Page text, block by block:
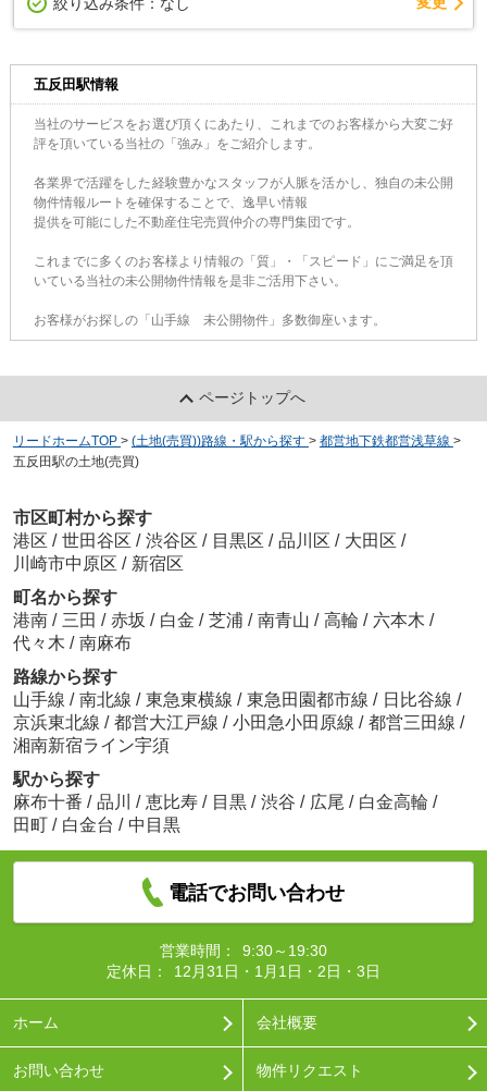
五反田駅情報
当社のサービスをお選び頂くにあたり、これまでのお客様から大変ご好
評を頂いている当社の「強み」をご紹介します。
各業界で活躍をした経験豊かなスタッフが人脈を活かし、独自の未公開
物件情報ルートを確保することで、逸早い情報
提供を可能にした不動産住宅売買仲介の専門集団です。
これまでに多くのお客様より情報の「質」・「スピード」にご満足を頂
いている当社の未公開物件情報を是非ご活用下さい。
お客様がお探しの「山手線 未公開物件」多数御座います。
ページトップへ
リードホームTOP > (土地(売買))路線・駅から探す > 都営地下鉄都営浅草線 >
五反田駅の土地(売買)
市区町村から探す
港区 / 世田谷区 / 渋谷区 / 目黒区 / 品川区 / 大田区 /
川崎市中原区 / 新宿区
町名から探す
港南 / 三田 / 赤坂 / 白金 / 芝浦 / 南青山 / 高輪 / 六本木 /
代々木 / 南麻布
路線から探す
山手線 / 南北線 / 東急東横線 / 東急田園都市線 / 日比谷線 /
京浜東北線 / 都営大江戸線 / 小田急小田原線 / 都営三田線 /
湘南新宿ライン宇須
駅から探す
麻布十番 / 品川 / 恵比寿 / 目黒 / 渋谷 / 広尾 / 白金高輪 /
田町 / 白金台 / 中目黒
電話でお問い合わせ
営業時間：
9:30～19:30
定休日：
12月31日・1月1日・2日・3日
ホーム 会社概要
お問い合わせ 物件リクエスト